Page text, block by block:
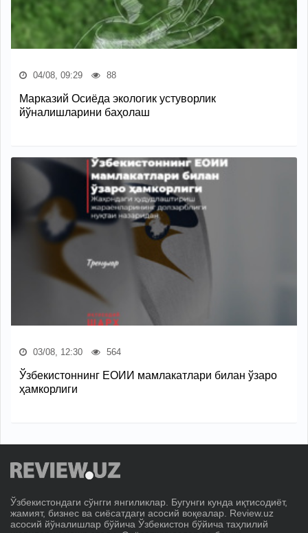
04/08, 09:29 88
Марказий Осиёда экологик устуворлик
йўналишларини баҳолаш
03/08, 12:30 564
Ўзбекистоннинг ЕОИИ мамлакатлари билан ўзаро
ҳамкорлиги
Ўзбекистондаги сўнгги янгиликлар. Бугунги кунда иқтисодиёт,
жамият, бизнес ва сиёсатдаги асосий воқеалар. Review.uz
асосий йўналишлар бўйича Ўзбекистон бўйича таҳлилий